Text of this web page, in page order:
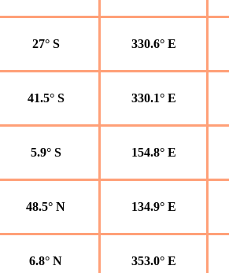
27° S 330.6° E
41.5° S 330.1° E
5.9° S 154.8° E
48.5° N 134.9° E
6.8° N 353.0° E